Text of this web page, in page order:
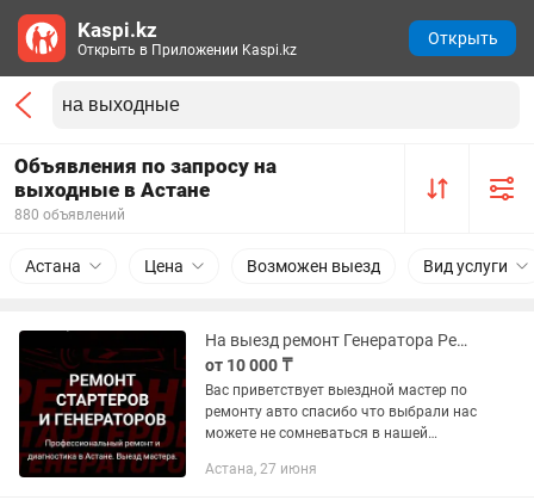
Объявления по запросу на
выходные в Астане
880 объявлений
Астана Цена Возможен выезд Вид услуги
На выезд ремонт Генератора Ремонт стартера под ключ
от 10 000 ₸
Вас приветствует выездной мастер по
ремонту авто спасибо что выбрали нас
можете не сомневаться в нашей
оказываем такие услуги как :
Астана, 27 июня
Kaspi.kz
Открыть в Приложении Kaspi.kz
Открыть